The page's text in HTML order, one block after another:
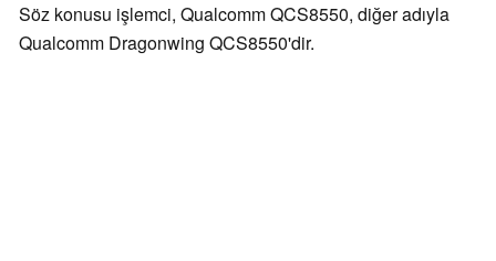
Söz konusu işlemci, Qualcomm QCS8550, diğer adıyla
Qualcomm Dragonwing QCS8550'dir.